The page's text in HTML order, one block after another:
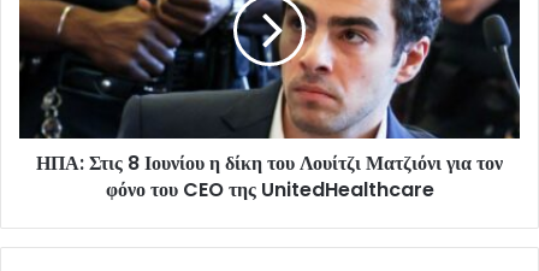
ΗΠΑ: Στις 8 Ιουνίου η δίκη του Λουίτζι Ματζιόνι για τον
φόνο του CEO της UnitedHealthcare